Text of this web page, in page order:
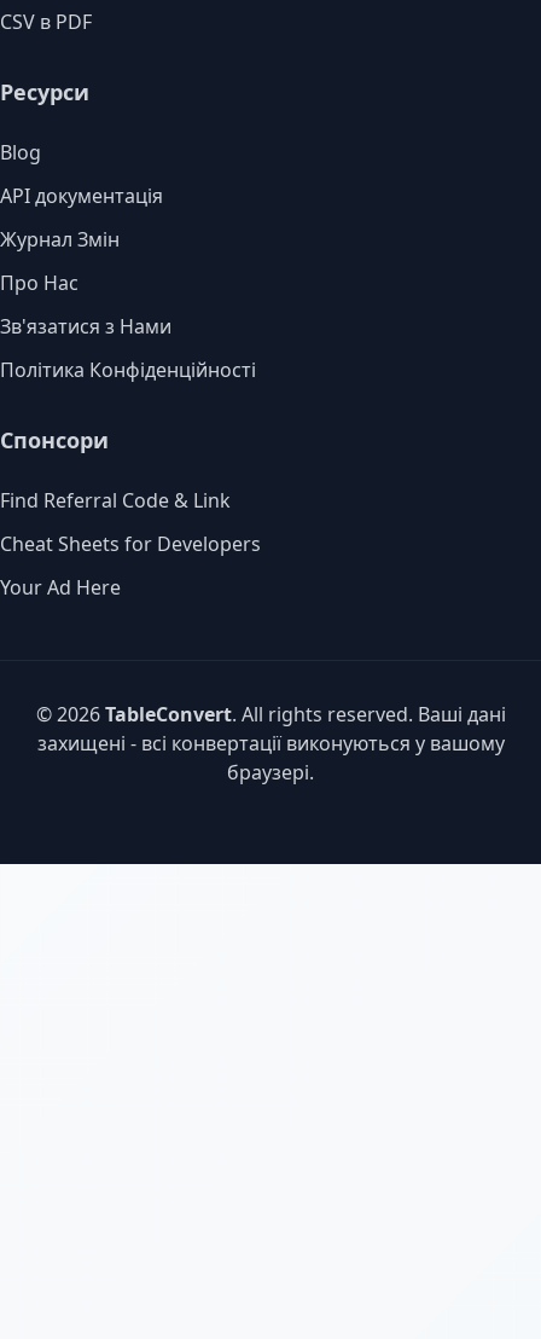
CSV в PDF
Ресурси
Blog
API документація
Журнал Змін
Про Нас
Зв'язатися з Нами
Політика Конфіденційності
Спонсори
Find Referral Code & Link
Cheat Sheets for Developers
Your Ad Here
© 2026TableConvert. All rights reserved. Ваші дані
захищені - всі конвертації виконуються у вашому
браузері.